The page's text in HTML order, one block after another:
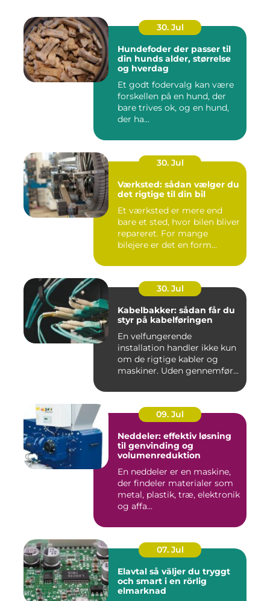
30. Jul
Hundefoder der passer til
din hunds alder, størrelse
og hverdag
Et godt fodervalg kan være
forskellen på en hund, der
bare trives ok, og en hund,
der ha...
30. Jul
Værksted: sådan vælger du
det rigtige til din bil
Et værksted er mere end
bare et sted, hvor bilen bliver
repareret. For mange
bilejere er det en form...
30. Jul
Kabelbakker: sådan får du
styr på kabelføringen
En velfungerende
installation handler ikke kun
om de rigtige kabler og
maskiner. Uden gennemført
09. Jul
Neddeler: effektiv løsning
til genvinding og
volumenreduktion
En neddeler er en maskine,
der findeler materialer som
metal, plastik, træ, elektronik
og affa...
07. Jul
Elavtal så väljer du tryggt
och smart i en rörlig
elmarknad